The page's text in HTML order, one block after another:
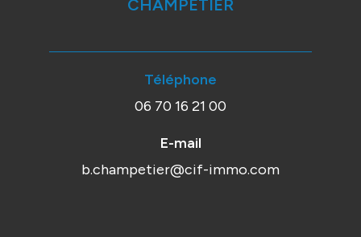
CHAMPETIER
Téléphone
06 70 16 21 00
E-mail
b.champetier@cif-immo.com